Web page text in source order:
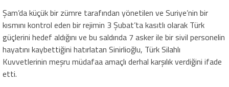
Şam’da küçük bir zümre tarafından yönetilen ve Suriye’nin bir
kısmını kontrol eden bir rejimin 3 Şubat’ta kasıtlı olarak Türk
güçlerini hedef aldığını ve bu saldırıda 7 asker ile bir sivil personelin
hayatını kaybettiğini hatırlatan Sinirlioğlu, Türk Silahlı
Kuvvetlerinin meşru müdafaa amaçlı derhal karşılık verdiğini ifade
etti.